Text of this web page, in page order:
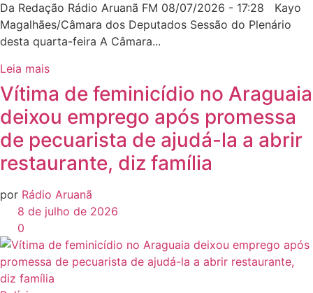
Da Redação Rádio Aruanã FM 08/07/2026 - 17:28 Kayo
Magalhães/Câmara dos Deputados Sessão do Plenário
desta quarta-feira A Câmara...
Leia mais
Vítima de feminicídio no Araguaia
deixou emprego após promessa
de pecuarista de ajudá-la a abrir
restaurante, diz família
por Rádio Aruanã
8 de julho de 2026
0